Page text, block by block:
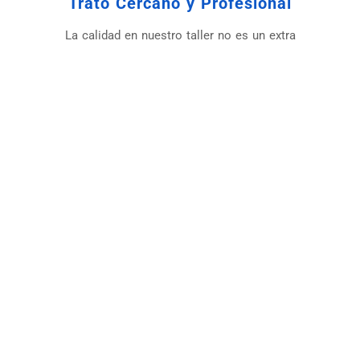
La calidad en nuestro taller no es un extra